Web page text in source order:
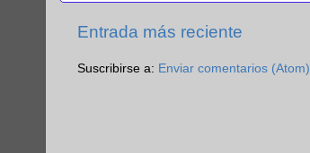
Entrada más reciente
Suscribirse a: Enviar comentarios (Atom)